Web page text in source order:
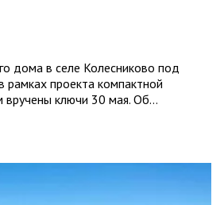
дома в селе Колесниково под
рамках проекта компактной
вручены ключи 30 мая. Об…